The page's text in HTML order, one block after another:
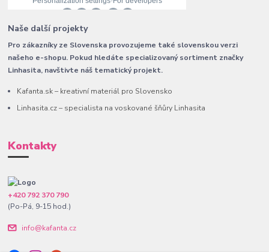
Naše další projekty
Pro zákazníky ze Slovenska provozujeme také slovenskou verzi
našeho e-shopu. Pokud hledáte specializovaný sortiment značky
Linhasita, navštivte náš tematický projekt.
Kafanta.sk – kreativní materiál pro Slovensko
Linhasita.cz – specialista na voskované šňůry Linhasita
Kontakty
+420 792 370 790
(Po-Pá, 9-15 hod.)
info@kafanta.cz